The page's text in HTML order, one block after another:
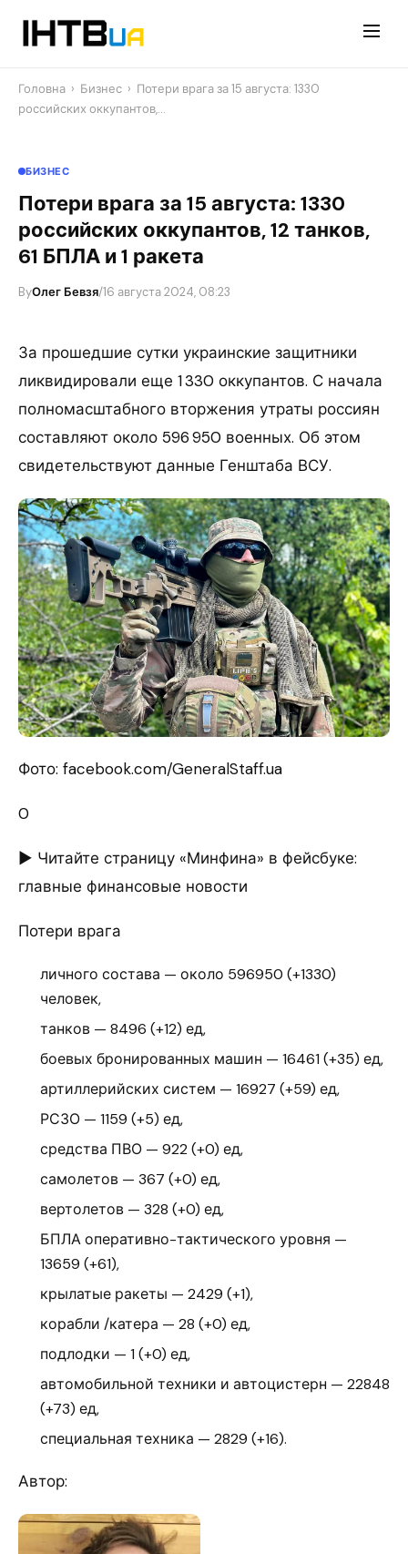
Головна › Бизнес › Потери врага за 15 августа: 1330
российских оккупантов,…
БИЗНЕС
Потери врага за 15 августа: 1330
российских оккупантов, 12 танков,
61 БПЛА и 1 ракета
ByОлег Бевзя/16 августа 2024, 08:23
За прошедшие сутки украинские защитники
ликвидировали еще 1 330 оккупантов. С начала
полномасштабного вторжения утраты россиян
составляют около 596 950 военных. Об этом
свидетельствуют данные Генштаба ВСУ.
Фото: facebook.com/GeneralStaff.ua
0
► Читайте страницу «Минфина» в фейсбуке:
главные финансовые новости
Потери врага
личного состава — около 596950 (+1330)
человек,
танков — 8496 (+12) ед,
боевых бронированных машин — 16461 (+35) ед,
артиллерийских систем — 16927 (+59) ед,
РСЗО — 1159 (+5) ед,
средства ПВО — 922 (+0) ед,
самолетов — 367 (+0) ед,
вертолетов — 328 (+0) ед,
БПЛА оперативно-тактического уровня —
13659 (+61),
крылатые ракеты — 2429 (+1),
корабли /катера — 28 (+0) ед,
подлодки — 1 (+0) ед,
автомобильной техники и автоцистерн — 22848
(+73) ед,
специальная техника — 2829 (+16).
Автор: